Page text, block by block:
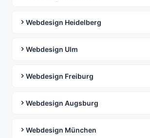
Webdesign Heidelberg
Webdesign Ulm
Webdesign Freiburg
Webdesign Augsburg
Webdesign München